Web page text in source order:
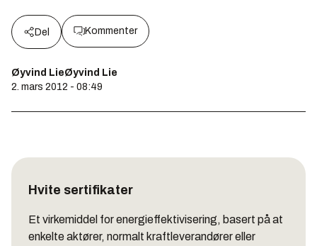
Del Kommenter
Øyvind LieØyvind Lie
2. mars 2012 - 08:49
Hvite sertifikater
Et virkemiddel for energieffektivisering, basert på at
enkelte aktører, normalt kraftleverandører eller